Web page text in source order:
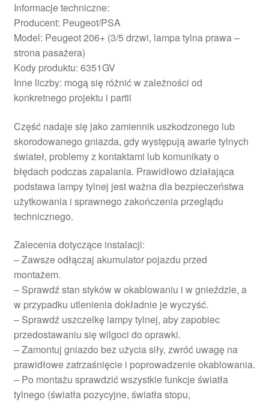
Informacje techniczne:
Producent: Peugeot/PSA
Model: Peugeot 206+ (3/5 drzwi, lampa tylna prawa –
strona pasażera)
Kody produktu: 6351GV
Inne liczby: mogą się różnić w zależności od
konkretnego projektu i partii
Część nadaje się jako zamiennik uszkodzonego lub
skorodowanego gniazda, gdy występują awarie tylnych
świateł, problemy z kontaktami lub komunikaty o
błędach podczas zapalania. Prawidłowo działająca
podstawa lampy tylnej jest ważna dla bezpieczeństwa
użytkowania i sprawnego zakończenia przeglądu
technicznego.
Zalecenia dotyczące instalacji:
– Zawsze odłączaj akumulator pojazdu przed
montażem.
– Sprawdź stan styków w okablowaniu i w gnieździe, a
w przypadku utlenienia dokładnie je wyczyść.
– Sprawdź uszczelkę lampy tylnej, aby zapobiec
przedostawaniu się wilgoci do oprawki.
– Zamontuj gniazdo bez użycia siły, zwróć uwagę na
prawidłowe zatrzaśnięcie i poprowadzenie okablowania.
– Po montażu sprawdzić wszystkie funkcje światła
tylnego (światła pozycyjne, światła stopu,